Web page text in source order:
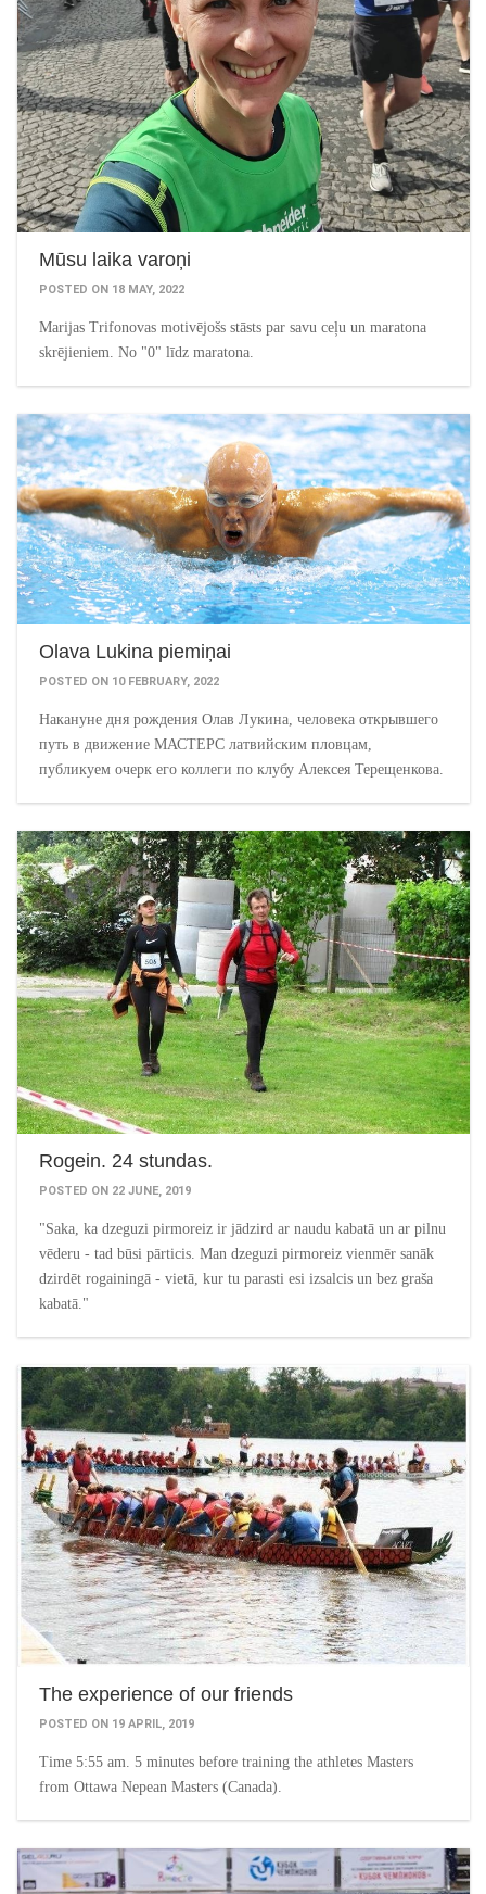
Mūsu laika varoņi
POSTED ON 18 MAY, 2022
Marijas Trifonovas motivējošs stāsts par savu ceļu un maratona
skrējieniem. No "0" līdz maratona.
Olava Lukina piemiņai
POSTED ON 10 FEBRUARY, 2022
Накануне дня рождения Олав Лукина, человека открывшего
путь в движение МАСТЕРС латвийским пловцам,
публикуем очерк его коллеги по клубу Алексея Терещенкова.
Rogein. 24 stundas.
POSTED ON 22 JUNE, 2019
"Saka, ka dzeguzi pirmoreiz ir jādzird ar naudu kabatā un ar pilnu
vēderu - tad būsi pārticis. Man dzeguzi pirmoreiz vienmēr sanāk
dzirdēt rogainingā - vietā, kur tu parasti esi izsalcis un bez graša
kabatā."
The experience of our friends
POSTED ON 19 APRIL, 2019
Time 5:55 am. 5 minutes before training the athletes Masters
from Ottawa Nepean Masters (Canada).